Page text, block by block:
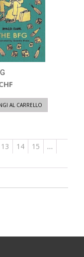
AL CARRELLO
13 14 15
…